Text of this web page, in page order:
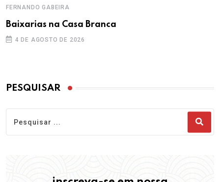
FERNANDO GABEIRA
Baixarias na Casa Branca
4 DE AGOSTO DE 2026
PESQUISAR